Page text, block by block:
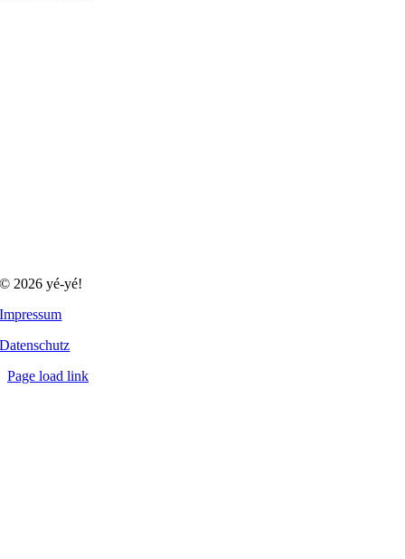
© 2026 yé-yé!
Impressum
Datenschutz
Page load link